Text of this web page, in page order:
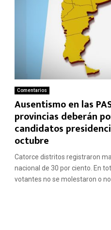
Comentarios
Ausentismo en las
provincias deberán
candidatos
octubre
Catorce distritos registraron
nacional de 30 por ciento. En
votantes no se molestaron o no...